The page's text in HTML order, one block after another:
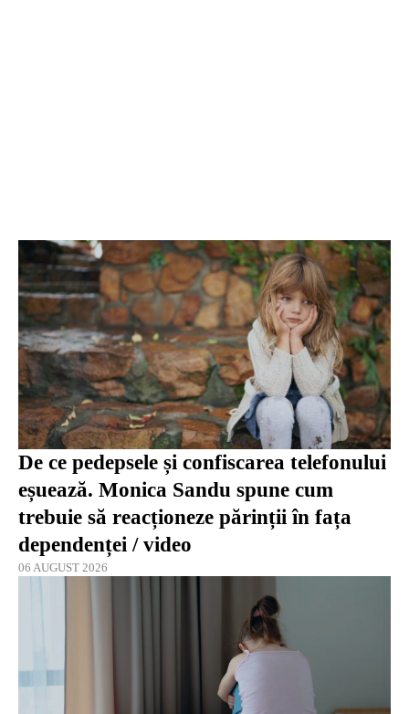
De ce pedepsele și confiscarea telefonului
eșuează. Monica Sandu spune cum
trebuie să reacționeze părinții în fața
dependenței / video
06 AUGUST 2026